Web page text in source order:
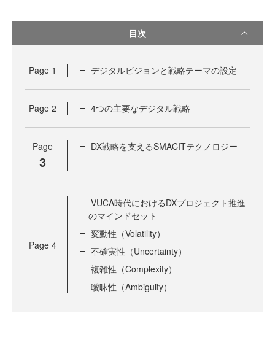
目次
Page 1 デジタルビジョンと戦略テーマの設定
Page 2 4つの主要なデジタル戦略
Page
3
DX戦略を支えるSMACITテクノロジー
Page 4
VUCA時代におけるDXプロジェクト推進
のマインドセット
変動性（Volatility）
不確実性（Uncertainty）
複雑性（Complexity）
曖昧性（Ambiguity）